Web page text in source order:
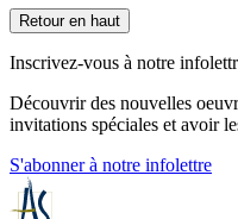
Retour en haut
Inscrivez-vous à notre
Découvrir des nouvelles
invitations spéciales et avoir
S'abonner à notre infolettre